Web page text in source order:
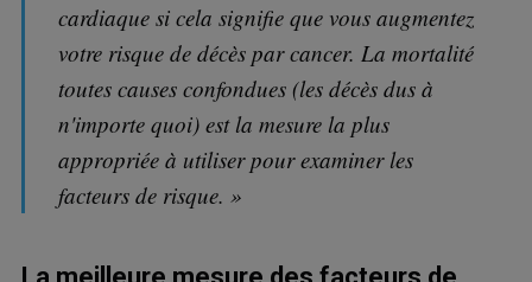
cardiaque si cela signifie que vous augmentez
votre risque de décès par cancer. La mortalité
toutes causes confondues (les décès dus à
n'importe quoi) est la mesure la plus
appropriée à utiliser pour examiner les
facteurs de risque. »